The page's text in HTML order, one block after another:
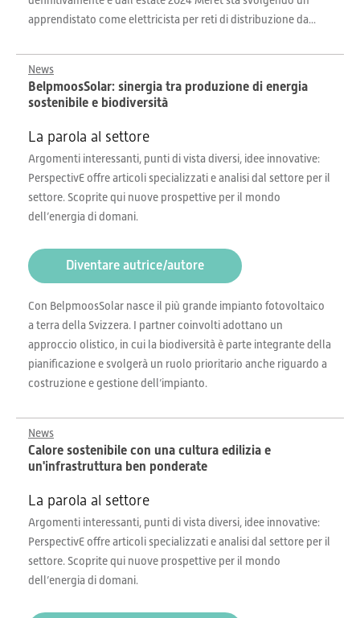
apprendistato come elettricista per reti di distribuzione da...
News
BelpmoosSolar: sinergia tra produzione di energia
sostenibile e biodiversità
La parola al settore
Argomenti interessanti, punti di vista diversi, idee innovative:
PerspectivE offre articoli specializzati e analisi dal settore per il
settore. Scoprite qui nuove prospettive per il mondo
dell’energia di domani.
Diventare autrice/autore
Con BelpmoosSolar nasce il più grande impianto fotovoltaico
a terra della Svizzera. I partner coinvolti adottano un
approccio olistico, in cui la biodiversità è parte integrante della
pianificazione e svolgerà un ruolo prioritario anche riguardo a
costruzione e gestione dell’impianto.
News
Calore sostenibile con una cultura edilizia e
un'infrastruttura ben ponderate
La parola al settore
Argomenti interessanti, punti di vista diversi, idee innovative:
PerspectivE offre articoli specializzati e analisi dal settore per il
settore. Scoprite qui nuove prospettive per il mondo
dell’energia di domani.